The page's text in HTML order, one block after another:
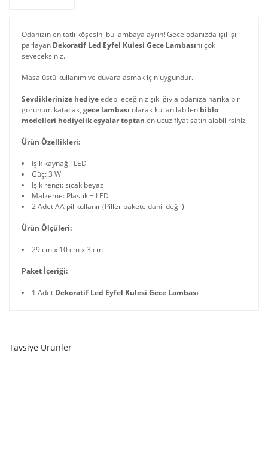
Odanızın en tatlı köşesini bu lambaya ayrın! Gece odanızda ışıl ışıl
parlayan Dekoratif Led Eyfel Kulesi Gece Lambasını çok
seveceksiniz.
Masa üstü kullanım ve duvara asmak için uygundur.
Sevdiklerinize hediyeedebileceğiniz şıklığıyla odanıza harika bir
görünüm katacak, gece lambası olarak kullanılabilen biblo
modelleri hediyelik eşyalar toptan en ucuz fiyat satın alabilirsiniz
Ürün Özellikleri:
Işık kaynağı: LED
Güç: 3 W
Işık rengi: sıcak beyaz
Malzeme: Plastik + LED
2 Adet AA pil kullanır (Piller pakete dahil değil)
Ürün Ölçüleri:
29 cm x 10 cm x 3 cm
Paket İçeriği:
1 Adet Dekoratif Led Eyfel Kulesi Gece Lambası
Tavsiye Ürünler